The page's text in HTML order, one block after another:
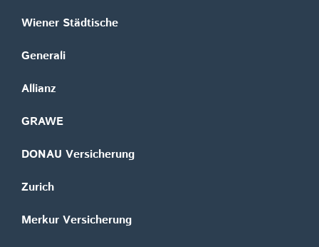
Wiener Städtische
Generali
Allianz
GRAWE
DONAU Versicherung
Zurich
Merkur Versicherung